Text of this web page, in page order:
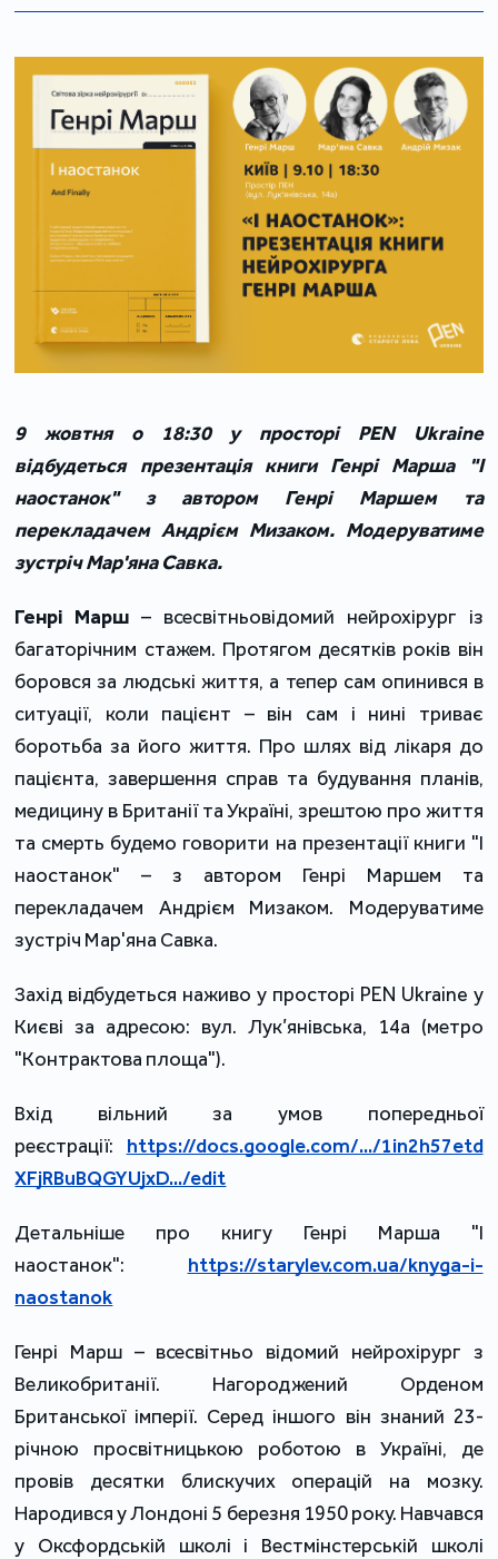
9 жовтня о 18:30 у просторі PEN Ukraine
відбудеться презентація книги Генрі Марша "І
наостанок" з автором Генрі Маршем та
перекладачем Андрієм Мизаком. Модеруватиме
зустріч Мар'яна Савка.
Генрі Марш – всесвітньовідомий нейрохірург із
багаторічним стажем. Протягом десятків років він
боровся за людські життя, а тепер сам опинився в
ситуації, коли пацієнт – він сам і нині триває
боротьба за його життя. Про шлях від лікаря до
пацієнта, завершення справ та будування планів,
медицину в Британії та Україні, зрештою про життя
та смерть будемо говорити на презентації книги "І
наостанок" – з автором Генрі Маршем та
перекладачем Андрієм Мизаком. Модеруватиме
зустріч Мар'яна Савка.
Захід відбудеться наживо у просторі PEN Ukraine у
Києві за адресою: вул. Лук’янівська, 14а (метро
"Контрактова площа").
Вхід вільний за умов попередньої
реєстрації: https://docs.google.com/.../1in2h57etd
XFjRBuBQGYUjxD.../edit
Детальніше про книгу Генрі Марша "І
наостанок": https://starylev.com.ua/knyga-i-
naostanok
Генрі Марш – всесвітньо відомий нейрохірург з
Великобританії. Нагороджений Орденом
Британської імперії. Серед іншого він знаний 23-
річною просвітницькою роботою в Україні, де
провів десятки блискучих операцій на мозку.
Народився у Лондоні 5 березня 1950 року. Навчався
у Оксфордській школі і Вестмінстерській школі